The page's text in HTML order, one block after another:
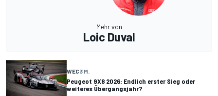
Mehr von
Loic Duval
WEC3 M.
Peugeot 9X8 2026: Endlich erster Sieg oder
weiteres Übergangsjahr?